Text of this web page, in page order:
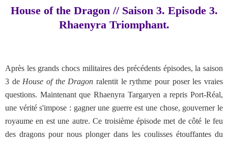
House of the Dragon // Saison 3. Episode 3.
Rhaenyra Triomphant.
Après les grands chocs militaires des précédents épisodes, la saison
3 de House of the Dragon ralentit le rythme pour poser les vraies
questions. Maintenant que Rhaenyra Targaryen a repris Port-Réal,
une vérité s'impose : gagner une guerre est une chose, gouverner le
royaume en est une autre. Ce troisième épisode met de côté le feu
des dragons pour nous plonger dans les coulisses étouffantes du